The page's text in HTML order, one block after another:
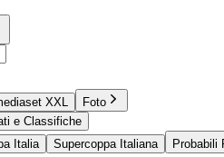
XXL
Foto
e Classifiche
Italia Supercoppa Italiana Probabili